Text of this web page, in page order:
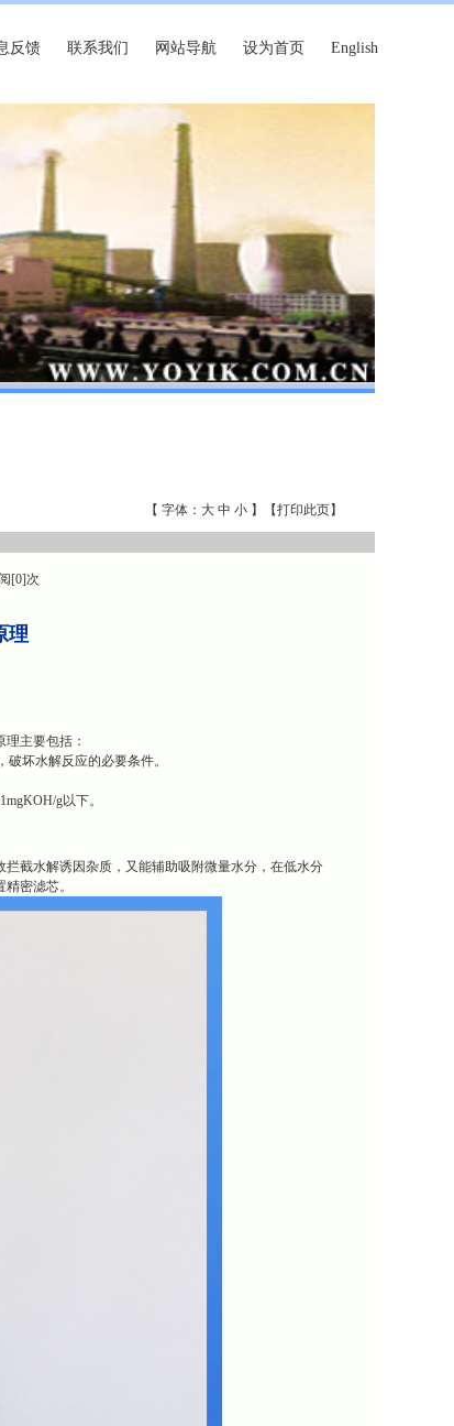
反馈 联系我们 网站导航 设为首页 English
【 字体： 大 中 小】【打印此页】
[0]次
理
主要包括：
坏水解反应的必要条件。
g以下。
截水解诱因杂质，又能辅助吸附微量水分，在低水分
密滤芯。